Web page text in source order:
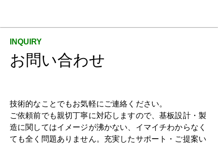
お問い合わせ
技術的なことでもお気軽にご連絡ください。
ご依頼前でも親切丁寧に対応しますので、基板設計・製
造に関してはイメージが沸かない、イマイチわからなく
ても全く問題ありません。充実したサポート・ご提案い